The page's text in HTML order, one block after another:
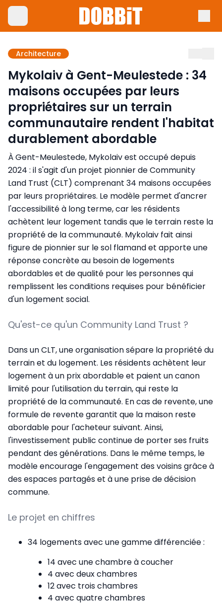
Architecture
Mykolaiv à Gent-Meulestede : 34
maisons occupées par leurs
propriétaires sur un terrain
communautaire rendent l'habitat
durablement abordable
À Gent-Meulestede, Mykolaiv est occupé depuis
2024 : il s'agit d'un projet pionnier de Community
Land Trust (CLT) comprenant 34 maisons occupées
par leurs propriétaires. Le modèle permet d'ancrer
l'accessibilité à long terme, car les résidents
achètent leur logement tandis que le terrain reste la
propriété de la communauté. Mykolaiv fait ainsi
figure de pionnier sur le sol flamand et apporte une
réponse concrète au besoin de logements
abordables et de qualité pour les personnes qui
remplissent les conditions requises pour bénéficier
d'un logement social.
Qu'est-ce qu'un Community Land Trust ?
Dans un CLT, une organisation sépare la propriété du
terrain et du logement. Les résidents achètent leur
logement à un prix abordable et paient un canon
limité pour l'utilisation du terrain, qui reste la
propriété de la communauté. En cas de revente, une
formule de revente garantit que la maison reste
abordable pour l'acheteur suivant. Ainsi,
l'investissement public continue de porter ses fruits
pendant des générations. Dans le même temps, le
modèle encourage l'engagement des voisins grâce à
des espaces partagés et à une prise de décision
commune.
Le projet en chiffres
34 logements avec une gamme différenciée :
14 avec une chambre à coucher
4 avec deux chambres
12 avec trois chambres
4 avec quatre chambres